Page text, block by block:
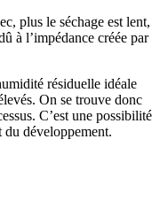
plus le séchage est lent,
à l’impédance créée par
résiduelle idéale
On se trouve donc
C’est une possibilité
développement.